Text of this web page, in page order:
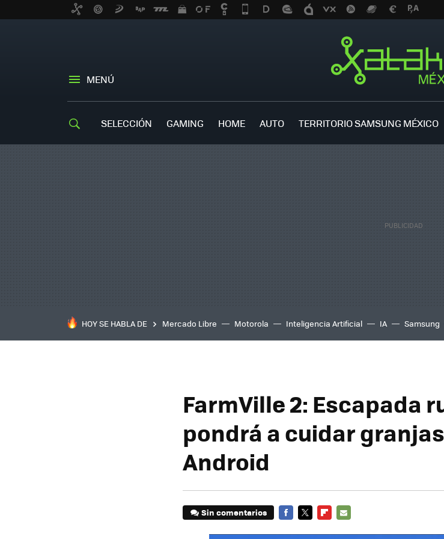
MENÚ
SELECCIÓN GAMING HOME AUTO TERRITORIO SAMSUNG MÉXICO
HOY SE HABLA DE Mercado Libre Motorola Inteligencia Artificial IA Samsung
FarmVille 2: Escapada
pondrá a cuidar
Android
Sin comentarios